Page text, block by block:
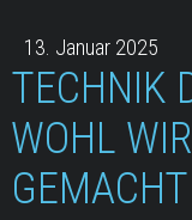
13. Januar 2025
TECHNIK
WOHL
GEMACHT